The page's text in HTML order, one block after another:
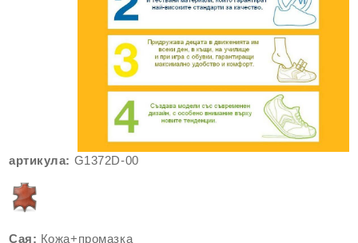
артикула: G1372D-00
Сая: Кожа+промазка